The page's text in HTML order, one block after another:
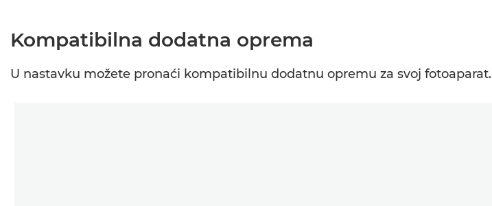
Kompatibilna dodatna oprema
U nastavku možete pronaći kompatibilnu dodatnu opremu za svoj fotoaparat.